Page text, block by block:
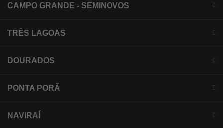
CAMPO GRANDE - SEMINOVOS
TRÊS LAGOAS
DOURADOS
PONTA PORÃ
NAVIRAÍ